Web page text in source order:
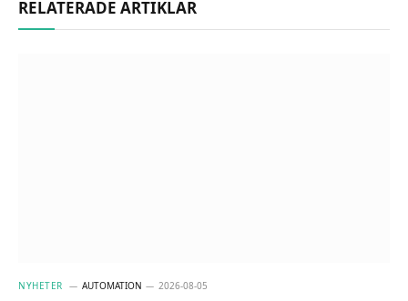
RELATERADE ARTIKLAR
NYHETER AUTOMATION 2026-08-05